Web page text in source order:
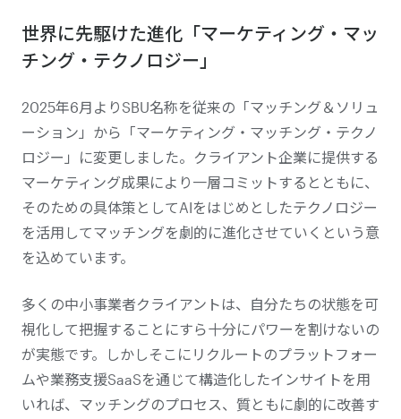
世界に先駆けた進化「マーケティング・マッ
チング・テクノロジー」
2025年6月よりSBU名称を従来の「マッチング＆ソリュ
ーション」から「マーケティング・マッチング・テクノ
ロジー」に変更しました。クライアント企業に提供する
マーケティング成果により一層コミットするとともに、
そのための具体策としてAIをはじめとしたテクノロジー
を活用してマッチングを劇的に進化させていくという意
を込めています。
多くの中小事業者クライアントは、自分たちの状態を可
視化して把握することにすら十分にパワーを割けないの
が実態です。しかしそこにリクルートのプラットフォー
ムや業務支援SaaSを通じて構造化したインサイトを用
いれば、マッチングのプロセス、質ともに劇的に改善す